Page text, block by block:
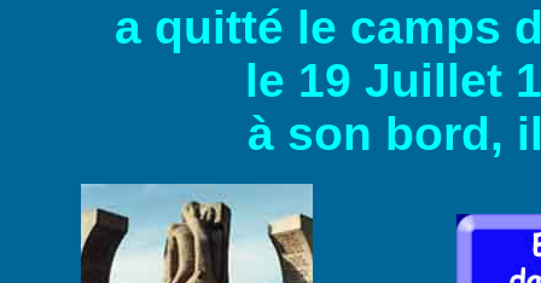
a quitté le camps
le 19 Juillet
à son bord,